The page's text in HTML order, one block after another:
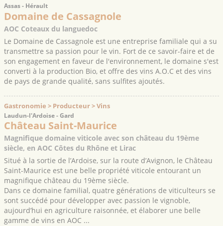
Assas - Hérault
Domaine de Cassagnole
AOC Coteaux du languedoc
Le Domaine de Cassagnole est une entreprise familiale qui a su
transmettre sa passion pour le vin. Fort de ce savoir-faire et de
son engagement en faveur de l'environnement, le domaine s'est
converti à la production Bio, et offre des vins A.O.C et des vins
de pays de grande qualité, sans sulfites ajoutés.
Gastronomie > Producteur > Vins
Laudun-l'Ardoise - Gard
Château Saint-Maurice
Magnifique domaine viticole avec son château du 19ème
siècle, en AOC Côtes du Rhône et Lirac
Situé à la sortie de l’Ardoise, sur la route d’Avignon, le Château
Saint-Maurice est une belle propriété viticole entourant un
magnifique château du 19ème siècle.
Dans ce domaine familial, quatre générations de viticulteurs se
sont succédé pour développer avec passion le vignoble,
aujourd’hui en agriculture raisonnée, et élaborer une belle
gamme de vins en AOC ...